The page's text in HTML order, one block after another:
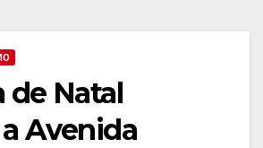
de Natal
Avenida